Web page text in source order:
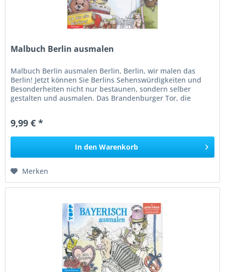
Malbuch Berlin ausmalen
Malbuch Berlin ausmalen Berlin, Berlin, wir malen das
Berlin! Jetzt können Sie Berlins Sehenswürdigkeiten und
Besonderheiten nicht nur bestaunen, sondern selber
gestalten und ausmalen. Das Brandenburger Tor, die
9,99 € *
In den Warenkorb
Merken